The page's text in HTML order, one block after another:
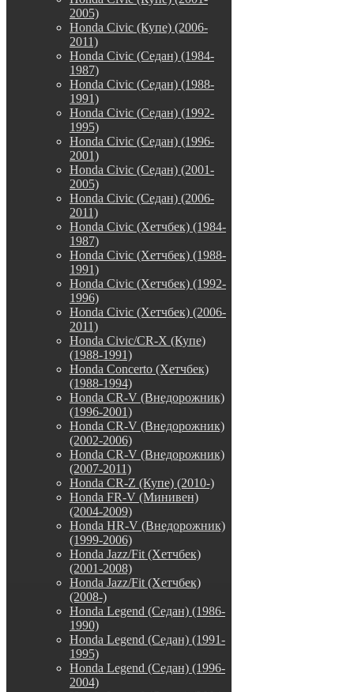
2005)
Honda Civic (Купе) (2006-
2011)
Honda Civic (Седан) (1984-
1987)
Honda Civic (Седан) (1988-
1991)
Honda Civic (Седан) (1992-
1995)
Honda Civic (Седан) (1996-
2001)
Honda Civic (Седан) (2001-
2005)
Honda Civic (Седан) (2006-
2011)
Honda Civic (Хетчбек) (1984-
1987)
Honda Civic (Хетчбек) (1988-
1991)
Honda Civic (Хетчбек) (1992-
1996)
Honda Civic (Хетчбек) (2006-
2011)
Honda Civic/CR-X (Купе)
(1988-1991)
Honda Concerto (Хетчбек)
(1988-1994)
Honda CR-V (Внедорожник)
(1996-2001)
Honda CR-V (Внедорожник)
(2002-2006)
Honda CR-V (Внедорожник)
(2007-2011)
Honda CR-Z (Купе) (2010-)
Honda FR-V (Минивен)
(2004-2009)
Honda HR-V (Внедорожник)
(1999-2006)
Honda Jazz/Fit (Хетчбек)
(2001-2008)
Honda Jazz/Fit (Хетчбек)
(2008-)
Honda Legend (Седан) (1986-
1990)
Honda Legend (Седан) (1991-
1995)
Honda Legend (Седан) (1996-
2004)